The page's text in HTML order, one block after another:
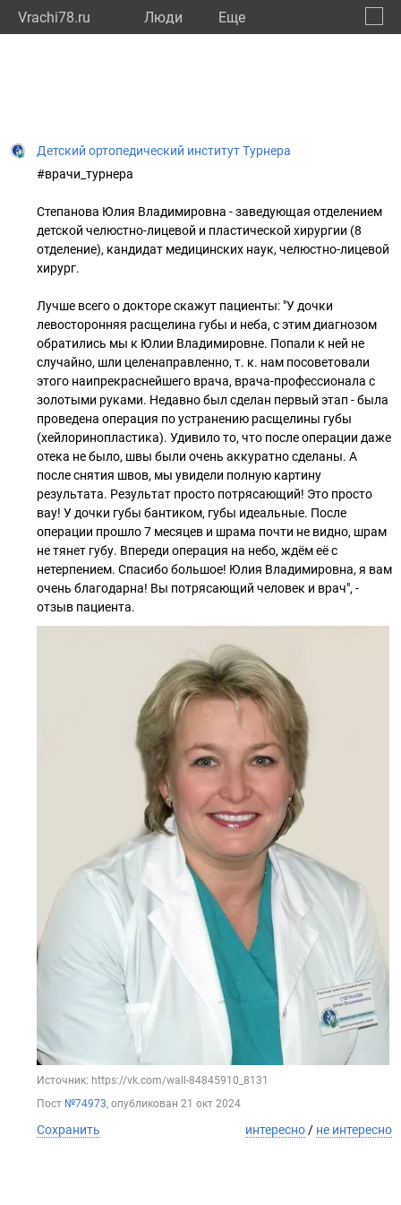
Vrachi78.ru Люди Eще
Детский ортопедический институт Турнера
#врачи_турнера
Степанова Юлия Владимировна - заведующая отделением
детской челюстно-лицевой и пластической хирургии (8
отделение), кандидат медицинских наук, челюстно-лицевой
хирург.
Лучше всего о докторе скажут пациенты: "У дочки
левосторонняя расщелина губы и неба, с этим диагнозом
обратились мы к Юлии Владимировне. Попали к ней не
случайно, шли целенаправленно, т. к. нам посоветовали
этого наипрекраснейшего врача, врача-профессионала с
золотыми руками. Недавно был сделан первый этап - была
проведена операция по устранению расщелины губы
(хейлоринопластика). Удивило то, что после операции даже
отека не было, швы были очень аккуратно сделаны. А
после снятия швов, мы увидели полную картину
результата. Результат просто потрясающий! Это просто
вау! У дочки губы бантиком, губы идеальные. После
операции прошло 7 месяцев и шрама почти не видно, шрам
не тянет губу. Впереди операция на небо, ждём её с
нетерпением. Спасибо большое! Юлия Владимировна, я вам
очень благодарна! Вы потрясающий человек и врач", -
отзыв пациента.
Источник: https://vk.com/wall-84845910_8131
Пост №74973, опубликован 21 окт 2024
Сохранить интересно / не интересно